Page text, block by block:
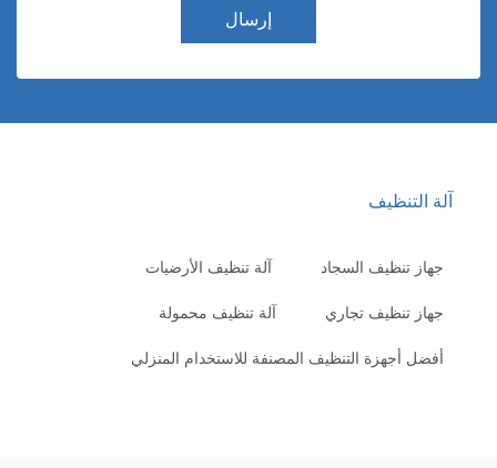
التنظيف
جهاز تنظيف السجاد آلة تنظيف الأرضيات
جهاز تنظيف تجاري آلة تنظيف محمولة
أفضل أجهزة التنظيف المصنفة للاستخدام المنزلي